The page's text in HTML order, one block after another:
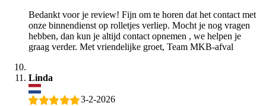
Bedankt voor je review! Fijn om te horen dat het contact met
onze binnendienst op rolletjes verliep. Mocht je nog vragen
hebben, dan kun je altijd contact opnemen , we helpen je
graag verder. Met vriendelijke groet, Team MKB-afval
Linda
3-2-2026